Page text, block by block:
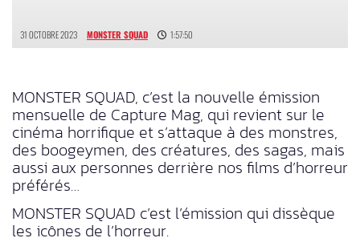
31 OCTOBRE 2023 MONSTER SQUAD 1:57:50
MONSTER SQUAD, c’est la nouvelle émission
mensuelle de Capture Mag, qui revient sur le
cinéma horrifique et s’attaque à des monstres,
des boogeymen, des créatures, des sagas, mais
aussi aux personnes derrière nos films d’horreur
préférés…
MONSTER SQUAD c’est l’émission qui dissèque
les icônes de l’horreur.